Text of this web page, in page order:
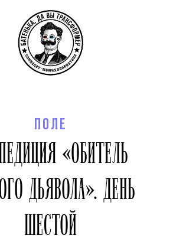
ПОЛЕ
«ОБИТЕЛЬ
ДЬЯВОЛА». ДЕНЬ
ШЕСТОЙ